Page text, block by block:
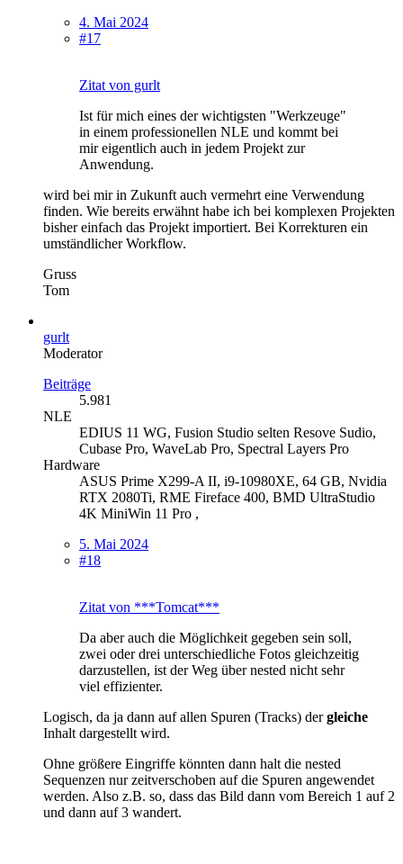
4. Mai 2024
#17
Zitat von gurlt
Ist für mich eines der wichtigsten "Werkzeuge"
in einem professionellen NLE und kommt bei
mir eigentlich auch in jedem Projekt zur
Anwendung.
wird bei mir in Zukunft auch vermehrt eine Verwendung
finden. Wie bereits erwähnt habe ich bei komplexen Projekten
bisher einfach das Projekt importiert. Bei Korrekturen ein
umständlicher Workflow.
Gruss
Tom
gurlt
Moderator
Beiträge
5.981
NLE
EDIUS 11 WG, Fusion Studio selten Resove Sudio,
Cubase Pro, WaveLab Pro, Spectral Layers Pro
Hardware
ASUS Prime X299-A II, i9-10980XE, 64 GB, Nvidia
RTX 2080Ti, RME Fireface 400, BMD UltraStudio
4K MiniWin 11 Pro ,
5. Mai 2024
#18
Zitat von ***Tomcat***
Da aber auch die Möglichkeit gegeben sein soll,
zwei oder drei unterschiedliche Fotos gleichzeitig
darzustellen, ist der Weg über nested nicht sehr
viel effizienter.
Logisch, da ja dann auf allen Spuren (Tracks) dergleiche
Inhalt dargestellt wird.
Ohne größere Eingriffe könnten dann halt die nested
Sequenzen nur zeitverschoben auf die Spuren angewendet
werden. Also z.B. so, dass das Bild dann vom Bereich 1 auf 2
und dann auf 3 wandert.